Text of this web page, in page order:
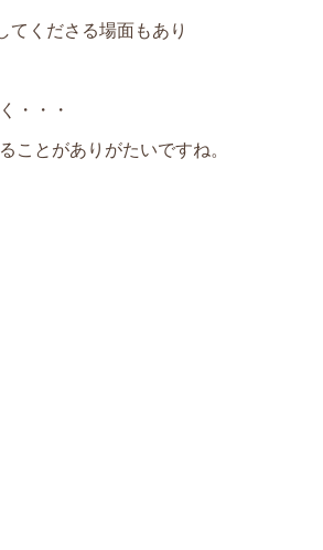
てくださる場面もあり
・・・
ことがありがたいですね。